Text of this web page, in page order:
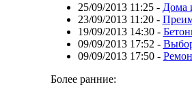
25/09/2013 11:25- Дома
23/09/2013 11:20-
19/09/2013 14:30-
09/09/2013 17:52 -
09/09/2013 17:50-
Более ранние: